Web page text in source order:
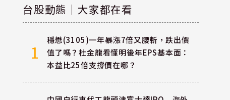
台股動態｜大家都在看
1
穩懋(3105)一年暴漲7倍又腰斬，跌出價
值了嗎？杜金龍看懂明後年EPS基本面：
本益比25倍支撐價在哪？